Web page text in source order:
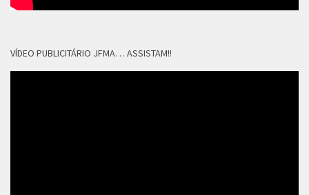
VÍDEO PUBLICITÁRIO JFMA… ASSISTAM!!